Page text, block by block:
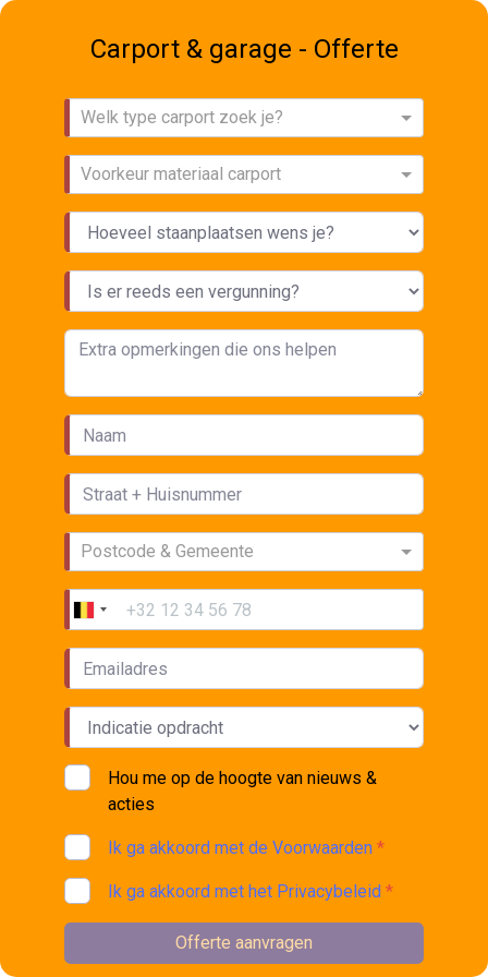
Carport & garage - Offerte
Welk type carport zoek je?
Voorkeur materiaal carport
Postcode & Gemeente
Hou me op de hoogte van nieuws &
acties
Ik ga akkoord met de Voorwaarden *
Ik ga akkoord met het Privacybeleid *
Offerte aanvragen